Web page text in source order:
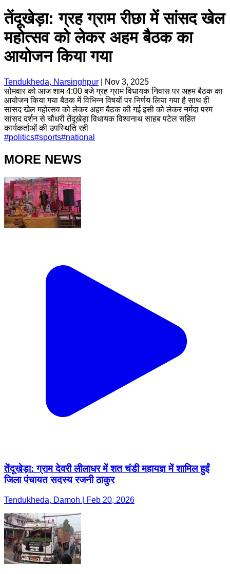
तेंदूखेड़ा: ग्रह ग्राम रीछा में सांसद खेल
महोत्सव को लेकर अहम बैठक का
आयोजन किया गया
Tendukheda, Narsinghpur
Nov 3, 2025
सोमवार को आज शाम 4:00 बजे ग्रह ग्राम विधायक निवास पर अहम बैठक का
आयोजन किया गया बैठक में विभिन्न विषयों पर निर्णय लिया गया है साथ ही
सांसद खेल महोत्सव को लेकर अहम बैठक की गई इसी को लेकर नर्मदा परम
सांसद दर्शन से चौधरी तेंदूखेड़ा विधायक विश्वनाथ साहब पटेल सहित
कार्यकर्ताओं की उपस्थिति रही
#politics#sports#national
MORE NEWS
तेंदूखेड़ा: ग्राम देवरी लीलाधर में शत चंडी महायज्ञ में शामिल हुईं
जिला पंचायत सदस्य रजनी ठाकुर
Tendukheda, Damoh | Feb 20, 2026